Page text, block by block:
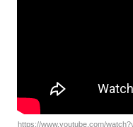
https://www.youtube.com/